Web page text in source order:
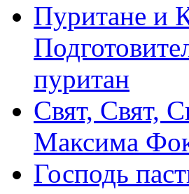
Пуритане и
пуритан
Свят, Свят,
Максима
Господь